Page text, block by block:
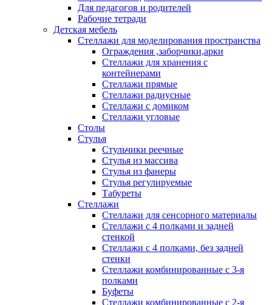
Для педагогов и родителей
Рабочие тетради
Детская мебель
Стеллажи для моделирования пространства
Ограждения ,заборчики,арки
Стеллажи для хранения с
контейнерами
Стеллажи прямые
Стеллажи радиусные
Стеллажи с домиком
Стеллажи угловые
Столы
Стулья
Стульчики реечные
Стулья из массива
Стулья из фанеры
Стулья регулируемые
Табуреты
Стеллажи
Стеллажи для сенсорного материалы
Стеллажи с 4 полками и задней
стенкой
Стеллажи с 4 полками, без задней
стенки
Стеллажи комбинированные с 3-я
полками
Буфеты
Стеллажи комбинированные с 2-я